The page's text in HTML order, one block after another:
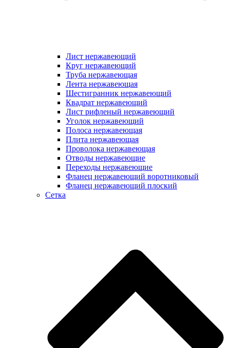
Лист нержавеющий
Круг нержавеющий
Труба нержавеющая
Лента нержавеющая
Шестигранник нержавеющий
Квадрат нержавеющий
Лист рифленый нержавеющий
Уголок нержавеющий
Полоса нержавеющая
Плита нержавеющая
Проволока нержавеющая
Отводы нержавеющие
Переходы нержавеющие
Фланец нержавеющий воротниковый
Фланец нержавеющий плоский
Сетка